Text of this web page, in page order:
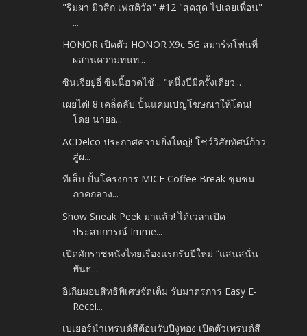
"ริมผา มิวสิก เฟสติวัล" #12 "สุดสุด ไปเลยเพื่อน"
...
HONOR เปิดตัว HONOR X9c 5G สมาร์ทโฟนที่
ผสานความทนท...
ซินเจียยู่อี่ ซินนี้ฮวดไช้ .. "หนึ่งปีมีครั้งเดียว...
เผยไต๋! 8 เคล็ดลับ ปั้นแคมเปญโฆษณาให้โดน!
โดย นายอ...
ACDelco ประกาศความยิ่งใหญ่! โชว์วิสัยทัศน์ก้าว
สู่ผ...
ทีเส็บ ปั้นโครงการ MICE Coffee Break ชุมชน
ภาคกลาง...
Show Sneak Peek มาแล้ว! ได้เวลาเปิด
ประสบการณ์ Imme...
เปิดศักราชหนังไทยเรื่องแรกรับปีใหม่ “แสนสนั่น
พันธ...
อิเกียมอบสิทธิพิเศษจัดเต็ม รับมาตรการ Easy E-
Recei...
เบเยอร์นำเทรนด์สีต้อนรับปีงูทอง เปิดตัวเทรนด์สี